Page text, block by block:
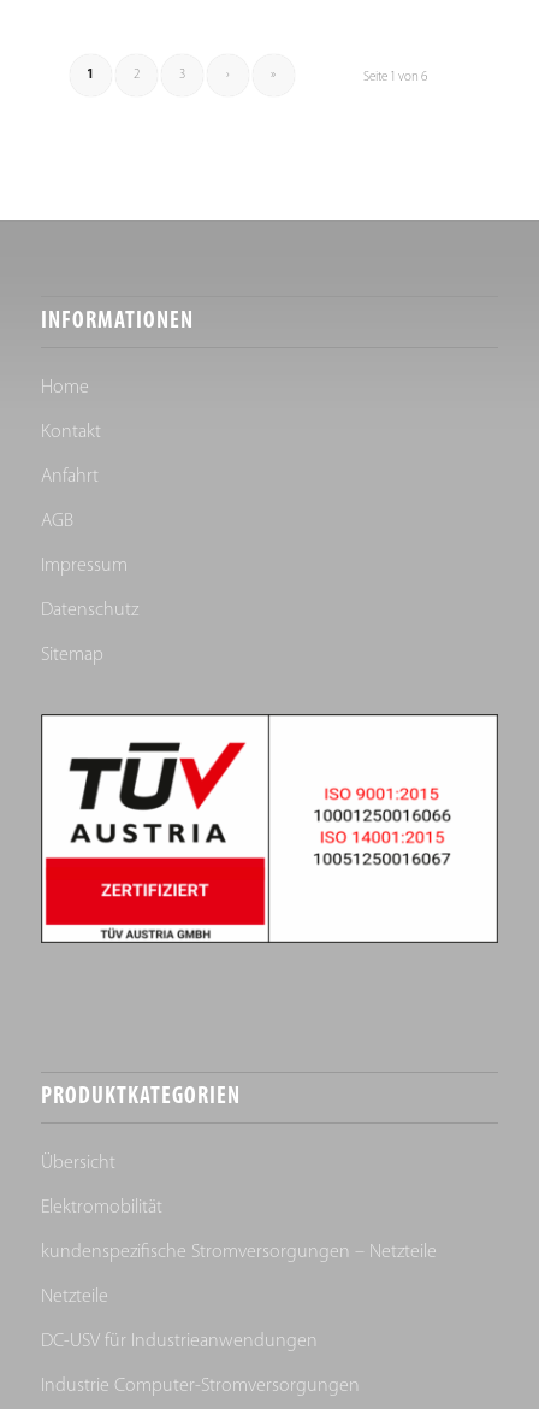
Seite 1 von 6
1 2 3 › »
INFORMATIONEN
Home
Kontakt
Anfahrt
AGB
Impressum
Datenschutz
Sitemap
PRODUKTKATEGORIEN
Übersicht
Elektromobilität
kundenspezifische Stromversorgungen – Netzteile
Netzteile
DC-USV für Industrieanwendungen
Industrie Computer-Stromversorgungen